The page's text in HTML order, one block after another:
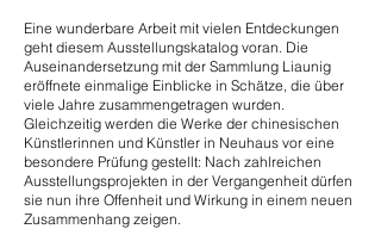
Eine wunderbare Arbeit mit vielen Entdeckungen
geht diesem Ausstellungskatalog voran. Die
Auseinandersetzung mit der Sammlung Liaunig
eröffnete einmalige Einblicke in Schätze, die über
viele Jahre zusammengetragen wurden.
Gleichzeitig werden die Werke der chinesischen
Künstlerinnen und Künstler in Neuhaus vor eine
besondere Prüfung gestellt: Nach zahlreichen
Ausstellungsprojekten in der Vergangenheit dürfen
sie nun ihre Offenheit und Wirkung in einem neuen
Zusammenhang zeigen.